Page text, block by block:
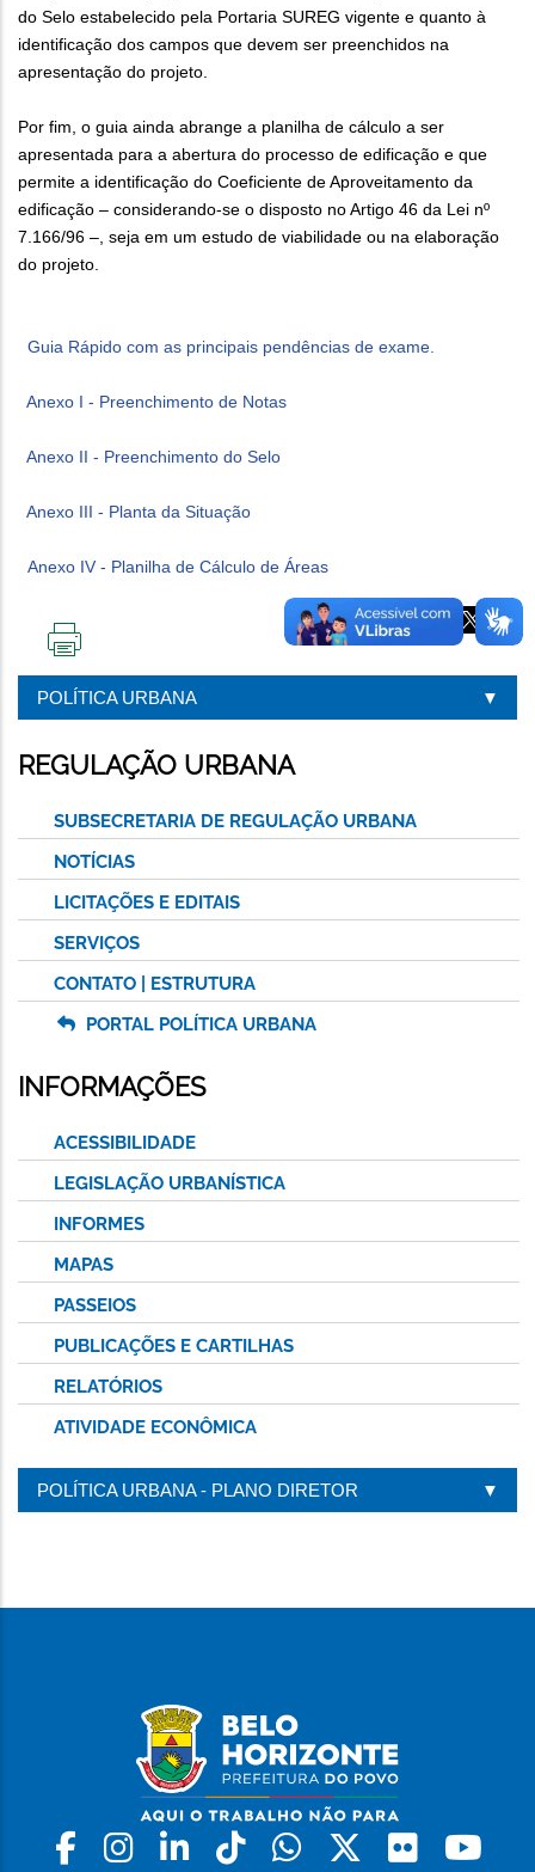
do Selo estabelecido pela Portaria SUREG vigente e quanto à
identificação dos campos que devem ser preenchidos na
apresentação do projeto.
Por fim, o guia ainda abrange a planilha de cálculo a ser
apresentada para a abertura do processo de edificação e que
permite a identificação do Coeficiente de Aproveitamento da
edificação – considerando-se o disposto no Artigo 46 da Lei nº
7.166/96 –, seja em um estudo de viabilidade ou na elaboração
do projeto.
Guia Rápido com as principais pendências de exame.
Anexo I - Preenchimento de Notas
Anexo II - Preenchimento do Selo
Anexo III - Planta da Situação
Anexo IV - Planilha de Cálculo de Áreas
ESTA
PÁGINA
POLÍTICA URBANA
REGULAÇÃO URBANA
SUBSECRETARIA DE REGULAÇÃO URBANA
NOTÍCIAS
LICITAÇÕES E EDITAIS
SERVIÇOS
CONTATO | ESTRUTURA
PORTAL POLÍTICA URBANA
INFORMAÇÕES
ACESSIBILIDADE
LEGISLAÇÃO URBANÍSTICA
INFORMES
MAPAS
PASSEIOS
PUBLICAÇÕES E CARTILHAS
RELATÓRIOS
ATIVIDADE ECONÔMICA
POLÍTICA URBANA - PLANO DIRETOR
Facebook
Instagram
LinkedinTiktokWhatsapp
X Flickr